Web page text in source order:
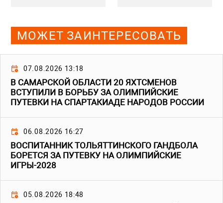
МОЖЕТ ЗАИНТЕРЕСОВАТЬ
07.08.2026 13:18
В САМАРСКОЙ ОБЛАСТИ 20 ЯХТСМЕНОВ
ВСТУПИЛИ В БОРЬБУ ЗА ОЛИМПИЙСКИЕ
ПУТЕВКИ НА СПАРТАКИАДЕ НАРОДОВ РОССИИ
06.08.2026 16:27
ВОСПИТАННИК ТОЛЬЯТТИНСКОГО ГАНДБОЛА
БОРЕТСЯ ЗА ПУТЕВКУ НА ОЛИМПИЙСКИЕ
ИГРЫ-2028
05.08.2026 18:48